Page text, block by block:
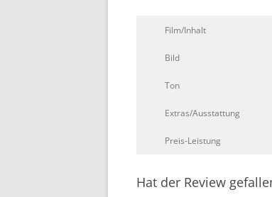
Film/Inhalt
Bild
Ton
Extras/Ausstattung
Preis-Leistung
Hat der Review